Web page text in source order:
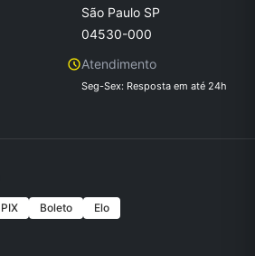
São Paulo SP
04530-000
Atendimento
Seg-Sex: Resposta em até 24h
PIX Boleto Elo